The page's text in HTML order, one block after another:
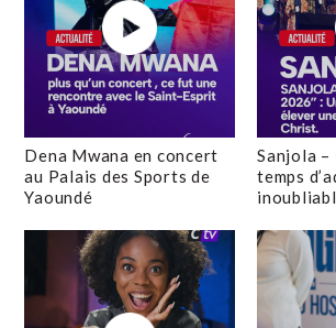
Dena Mwana en concert
au Palais des Sports de
Yaoundé
Sanjola –
temps